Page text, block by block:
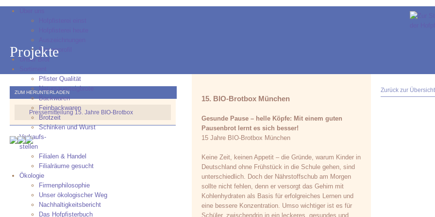
Firmenprofil
Unser Brot
Pfister Qualität
Natursauerteigbrote
Backwaren
Feinbackwaren
Brotzeit
Schinken und Wurst
Verkaufs-
stellen
Filialen & Handel
Filialräume gesucht
Ökologie
Firmenphilosophie
Unser ökologischer Weg
Nachhaltigkeitsbericht
Das Hofpfisterbuch
Projekte
ZUM HERUNTERLADEN
Pressemitteilung 15. Jahre BIO-Brotbox
15. BIO-Brotbox München
Gesunde Pause – helle Köpfe: Mit einem guten
Pausenbrot lernt es sich besser!
15 Jahre BIO-Brotbox München
Keine Zeit, keinen Appetit – die Gründe, warum Kinder in
Deutschland ohne Frühstück in die Schule gehen, sind
unterschiedlich. Doch der Nährstoffschub am Morgen
sollte nicht fehlen, denn er versorgt das Gehirn mit
Kohlenhydraten als Basis für erfolgreiches Lernen und
eine bessere Konzentration. Umso wichtiger ist es für
Schüler, zwischendrin in ein leckeres, gesundes und
Zurück zur